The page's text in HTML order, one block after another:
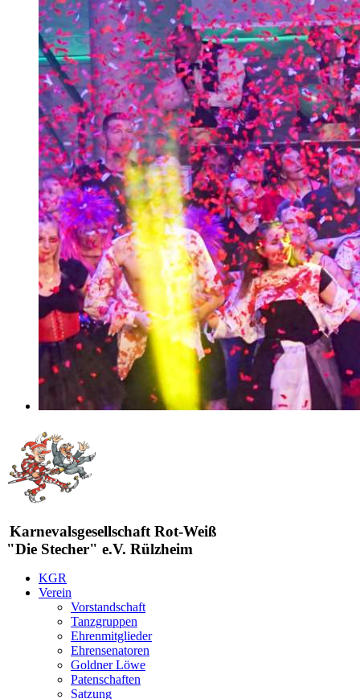
Karnevalsgesellschaft Rot-Weiß
"Die Stecher" e.V. Rülzheim
KGR
Verein
Vorstandschaft
Tanzgruppen
Ehrenmitglieder
Ehrensenatoren
Goldner Löwe
Patenschaften
Satzung